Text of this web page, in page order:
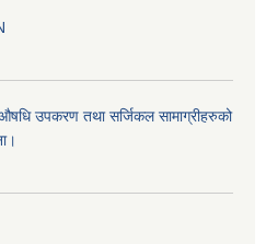
उपकरण तथा सर्जिकल सामाग्रीहरुको